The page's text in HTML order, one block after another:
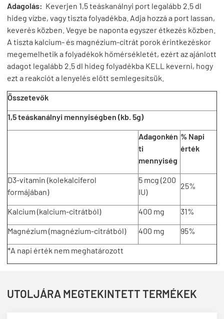
Adagolás: Keverjen 1,5 teáskanálnyi port legalább 2.5 dl
hideg vízbe, vagy tiszta folyadékba. Adja hozzá a port lassan,
keverés közben. Vegye be naponta egyszer étkezés közben.
A tiszta kalcium- és magnézium-citrát porok érintkezéskor
megemelhetik a folyadékok hőmérsékletét, ezért az ajánlott
adagot legalább 2.5 dl hideg folyadékba KELL keverni, hogy
ezt a reakciót a lenyelés előtt semlegesítsük.
Összetevők
1,5 teáskanálnyi mennyiségben (kb. 5g)
Adagonkén
ti
mennyiség
% Napi
érték
D3-vitamin (kolekalciferol
formájában)
5 mcg (200
IU)
25%
Kalcium (kalcium-citrátból) 400 mg 31%
Magnézium (magnézium-citrátból) 400 mg 95%
*A napi érték nem meghatározott
UTOLJÁRA MEGTEKINTETT TERMÉKEK